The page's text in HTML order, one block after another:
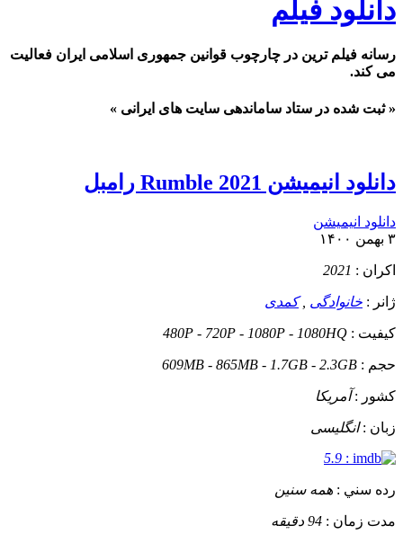
دانلود فیلم
رسانه فیلم ترین در چارچوب قوانین جمهوری اسلامی ایران فعالیت
می کند.
« ثبت شده در ستاد ساماندهی سایت های ایرانی »
دانلود انیمیشن Rumble 2021 رامبل
دانلود انیمیشن
۳ بهمن ۱۴۰۰
اکران : 2021
ژانر : خانوادگی ,کمدی
کيفيت : 480P - 720P - 1080P - 1080HQ
حجم : 609MB - 865MB - 1.7GB - 2.3GB
کشور :آمریکا
زبان :انگلیسی
:
5.9
رده سني : همه سنین
مدت زمان : 94 دقیقه